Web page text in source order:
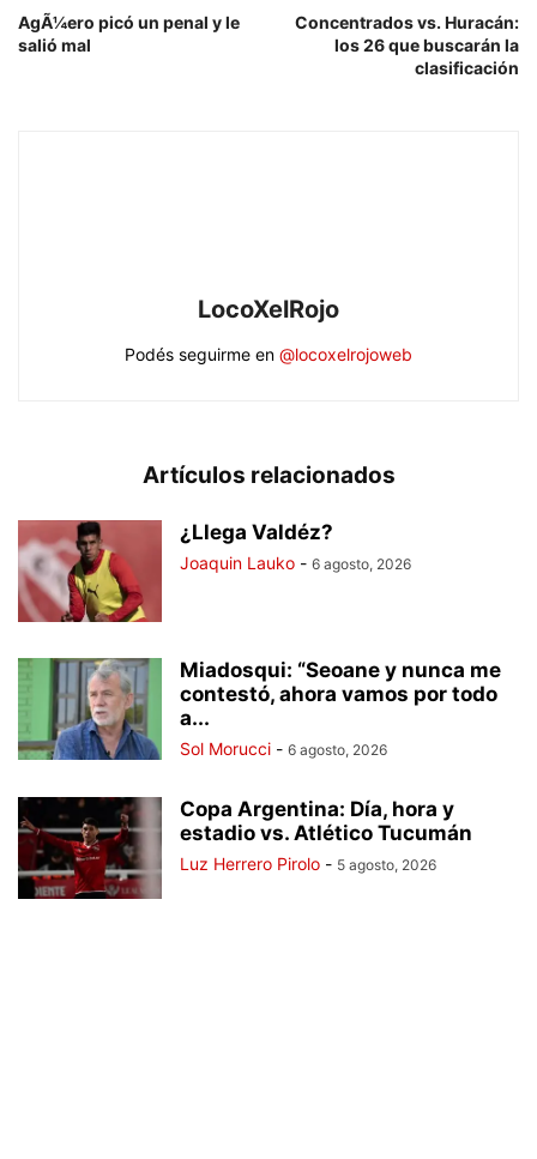
AgÃ¼ero picó un penal y le
salió mal
Concentrados vs. Huracán:
los 26 que buscarán la
clasificación
LocoXelRojo
Podés seguirme en @locoxelrojoweb
Artículos relacionados
¿Llega Valdéz?
Joaquin Lauko - 6 agosto, 2026
Miadosqui: “Seoane y nunca me
contestó, ahora vamos por todo
a...
Sol Morucci - 6 agosto, 2026
Copa Argentina: Día, hora y
estadio vs. Atlético Tucumán
Luz Herrero Pirolo - 5 agosto, 2026